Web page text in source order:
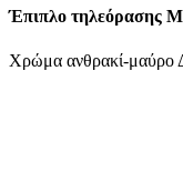
Έπιπλο τηλεόρασης
Χρώμα ανθρακί-